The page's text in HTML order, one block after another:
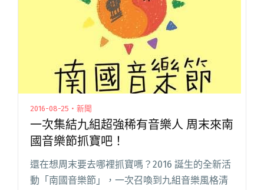
2016-08-25・新聞
一次集結九組超強稀有音樂人 周末來南
國音樂節抓寶吧！
還在想周末要去哪裡抓寶嗎？2016 誕生的全新活
動「南國音樂節」，一次召喚到九組音樂風格清